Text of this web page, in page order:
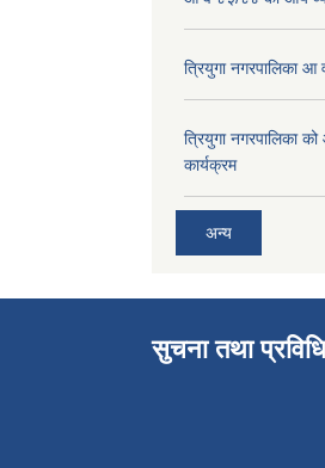
त्रियुगा नगरपालिका
त्रियुगा नगरपालिका
कार्यक्रम
अन्य
सुचना तथा